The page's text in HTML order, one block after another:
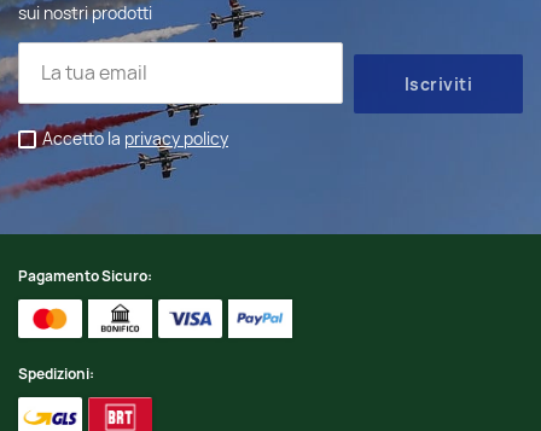
sui nostri prodotti
Accetto la privacy policy
Pagamento Sicuro:
Spedizioni: